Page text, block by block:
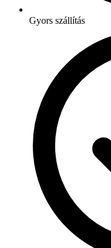
Gyors szállítás